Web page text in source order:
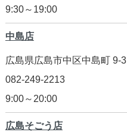
9:30～19:00
中島店
広島県広島市中区中島町 9-3
082-249-2213
9:00～20:00
広島そごう店